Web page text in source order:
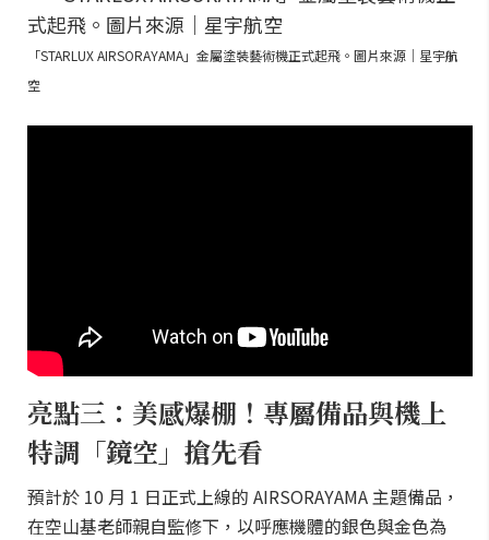
「STARLUX AIRSORAYAMA」金屬塗裝藝術機正式起飛。圖片來源｜星宇航
空
亮點三：美感爆棚！專屬備品與機上
特調「鏡空」搶先看
預計於 10 月 1 日正式上線的 AIRSORAYAMA 主題備品，
在空山基老師親自監修下，以呼應機體的銀色與金色為